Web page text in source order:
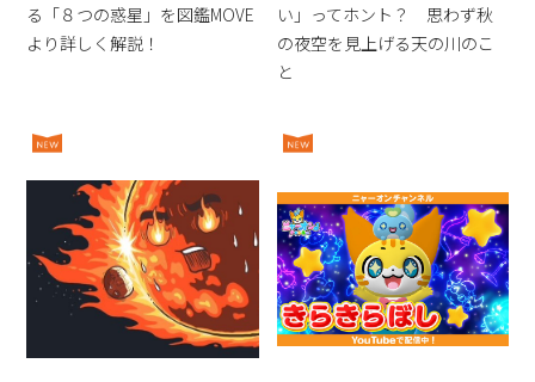
る「８つの惑星」を図鑑MOVE
より詳しく解説！
い」ってホント？ 思わず秋
の夜空を見上げる天の川のこ
と